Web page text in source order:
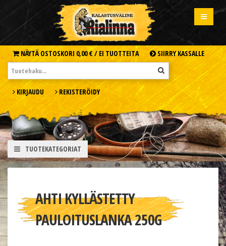
NÄYTÄ OSTOSKORI 0,00 € / EI TUOTTEITA SIIRRY KASSALLE
KIRJAUDU REKISTERÖIDY
TUOTEKATEGORIAT
AHTI KYLLÄSTETTY
PAULOITUSLANKA 250G